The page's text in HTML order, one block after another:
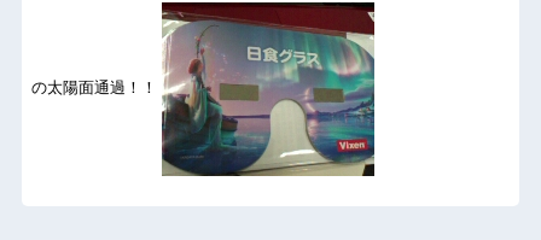
の太陽面通過！！